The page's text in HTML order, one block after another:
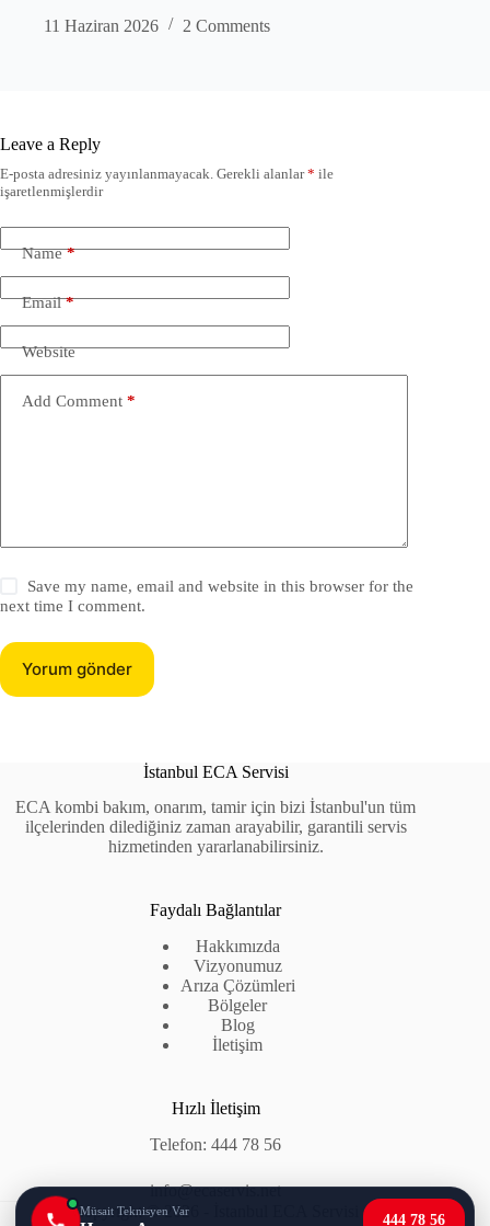
11 Haziran 2026
2 Comments
Leave a Reply
E-posta adresiniz yayınlanmayacak. Gerekli alanlar* ile
işaretlenmişlerdir
Name*
Email*
Website
Add Comment *
Save my name, email and website in this browser for the
next time I comment.
Yorum gönder
İstanbul ECA Servisi
ECA kombi bakım, onarım, tamir için bizi İstanbul'un tüm
ilçelerinden dilediğiniz zaman arayabilir, garantili servis
hizmetinden yararlanabilirsiniz.
Faydalı Bağlantılar
Hakkımızda
Vizyonumuz
Arıza Çözümleri
Bölgeler
Blog
İletişim
Hızlı İletişim
Telefon:444 78 56
info@ecaservis.net
Copyright © 2026 - İstanbul
Müsait Teknisyen Var
444 78 56